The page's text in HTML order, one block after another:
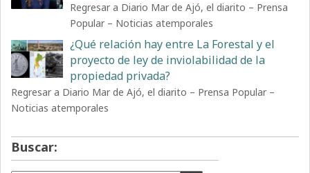
Regresar a Diario Mar de Ajó, el diarito – Prensa
Popular – Noticias atemporales
¿Qué relación hay entre La Forestal y el
proyecto de ley de inviolabilidad de la
propiedad privada?
Regresar a Diario Mar de Ajó, el diarito – Prensa Popular –
Noticias atemporales
Buscar: